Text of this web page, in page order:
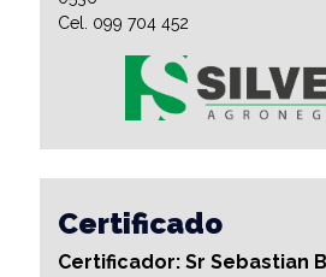
Cel. 099 704 452
Certificado
Certificador: Sr Sebastian